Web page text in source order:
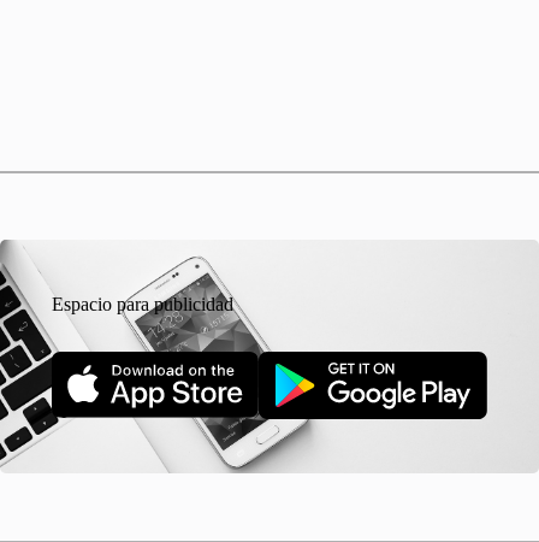
Espacio para publicidad